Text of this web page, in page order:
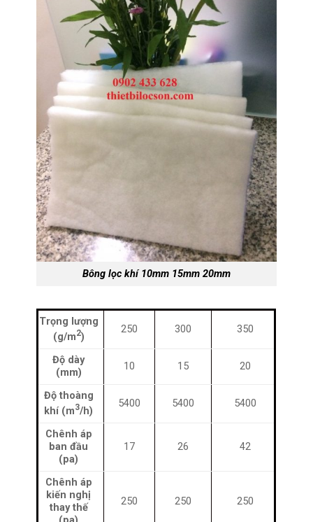
Bông lọc khí 10mm 15mm 20mm
Trọng lượng
(g/m2)
250 300 350
Độ dày
(mm)
10 15 20
Độ thoàng
khí (m3/h)
5400 5400 5400
Chênh áp
ban đầu
(pa)
17 26 42
Chênh áp
kiến nghị
thay thế
250 250 250